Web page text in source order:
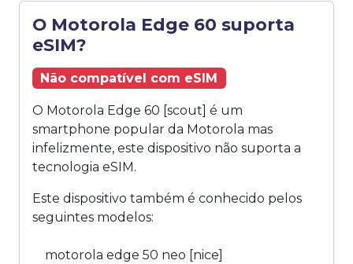
O Motorola Edge 60 suporta
eSIM?
Não compatível com eSIM
O Motorola Edge 60 [scout] é um
smartphone popular da Motorola mas
infelizmente, este dispositivo não suporta a
tecnologia eSIM.
Este dispositivo também é conhecido pelos
seguintes modelos:
motorola edge 50 neo [nice]